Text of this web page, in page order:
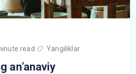
read Yangiliklar
an’anaviy